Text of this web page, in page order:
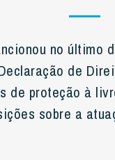
no último
de
de proteção à
sobre a